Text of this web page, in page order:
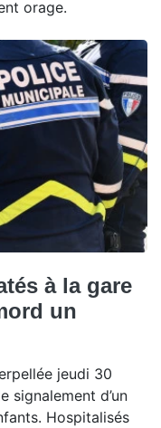
orage.
à la gare
un
jeudi 30
signalement d’un
Hospitalisés